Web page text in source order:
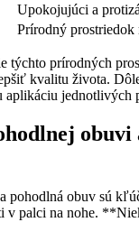
Upokojujúci a
Prírodný prostriedok
týchto prírodných
kvalitu života.
aplikáciu jednotlivých
obuvi
pohodlná obuv sú
v palci na nohe.